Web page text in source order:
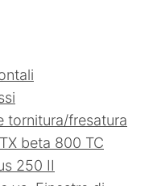
tornitura/fresatura
beta 800 TC
250 II